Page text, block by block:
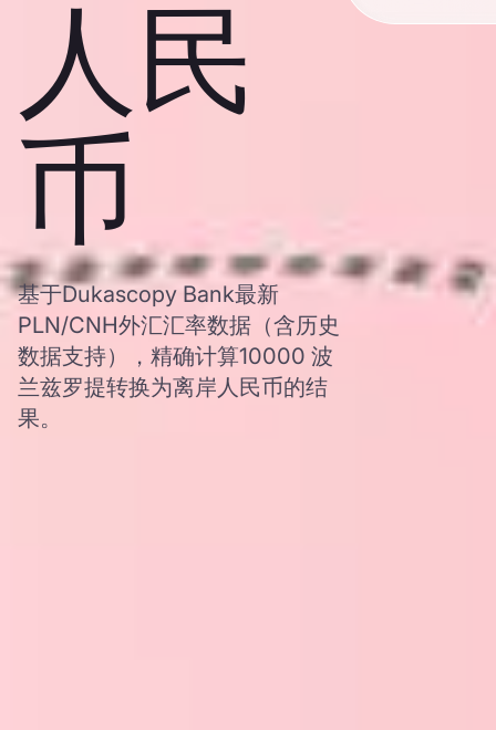
人民
币
基于Dukascopy Bank最新
PLN/CNH外汇汇率数据（含历史
数据支持），精确计算10000 波
兰兹罗提转换为离岸人民币的结
果。